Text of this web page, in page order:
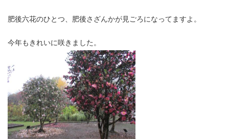
肥後六花のひとつ、肥後さざんかが見ごろになってますよ。
今年もきれいに咲きました。